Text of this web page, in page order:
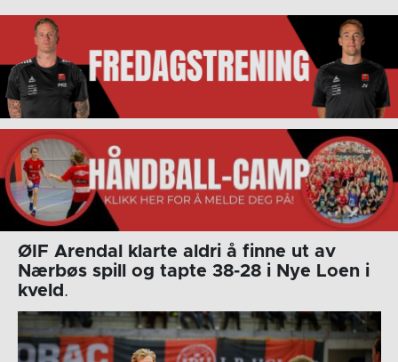
ØIF Arendal klarte aldri å finne ut av
Nærbøs spill og tapte 38-28 i Nye Loen i
kveld .